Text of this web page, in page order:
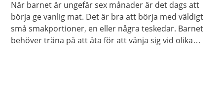
När barnet är ungefär sex månader är det dags att
börja ge vanlig mat. Det är bra att börja med väldigt
små smakportioner, en eller några teskedar. Barnet
behöver träna på att äta för att vänja sig vid olika